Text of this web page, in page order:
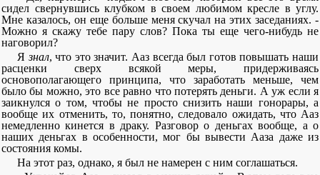
сидел свернувшись клубком в своем любимом кресле в углу.
Мне казалось, он еще больше меня скучал на этих заседаниях. -
Можно я скажу тебе пару слов? Пока ты еще чего-нибудь не
наговорил?
Язнал, что это значит. Ааз всегда был готов повышать наши
расценки сверх всякой меры, придерживаясь
основополагающего принципа, что заработать меньше, чем
было бы можно, это все равно что потерять деньги. А уж если я
заикнулся о том, чтобы не просто снизить наши гонорары, а
вообще их отменить, то, понятно, следовало ожидать, что Ааз
немедленно кинется в драку. Разговор о деньгах вообще, а о
наших деньгах в особенности, мог бы вывести Ааза даже из
состояния комы.
На этот раз, однако, я был не намерен с ним соглашаться.